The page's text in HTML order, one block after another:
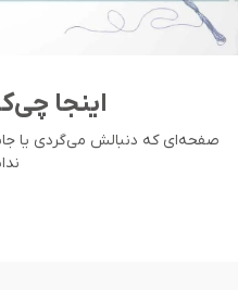
اینجا
صفحه‌ای که دنبالش می‌گردی یا